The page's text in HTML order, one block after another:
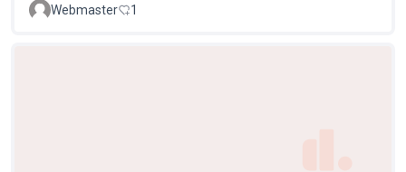
Webmaster
1